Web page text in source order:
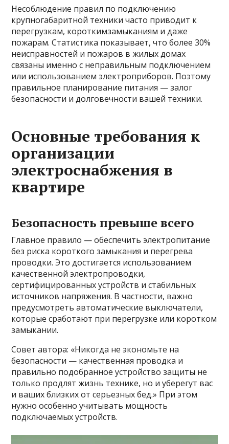
Несоблюдение правил по подключению
крупногабаритной техники часто приводит к
перегрузкам, короткимзамыканиям и даже
пожарам. Статистика показывает, что более 30%
неисправностей и пожаров в жилых домах
связаны именно с неправильным подключением
или использованием электроприборов. Поэтому
правильное планирование питания — залог
безопасности и долговечности вашей техники.
Основные требования к
организации
электроснабжения в
квартире
Безопасность превыше всего
Главное правило — обеспечить электропитание
без риска короткого замыкания и перегрева
проводки. Это достигается использованием
качественной электропроводки,
сертифицированных устройств и стабильных
источников напряжения. В частности, важно
предусмотреть автоматические выключатели,
которые сработают при перегрузке или коротком
замыкании.
Совет автора: «Никогда не экономьте на
безопасности — качественная проводка и
правильно подобранное устройство защиты не
только продлят жизнь технике, но и уберегут вас
и ваших близких от серьезных бед.» При этом
нужно особенно учитывать мощность
подключаемых устройств.